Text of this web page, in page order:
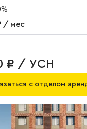
/ мес
₽ / УСН
с отделом